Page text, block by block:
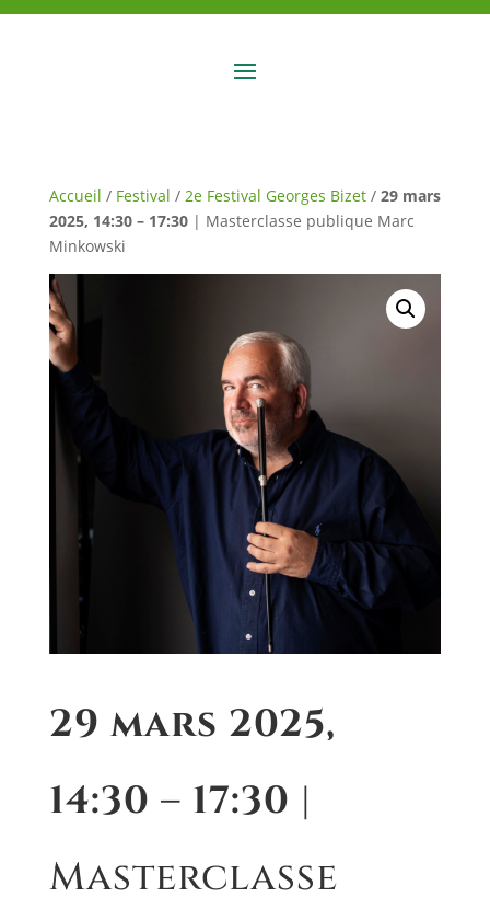
Accueil / Festival / 2e Festival Georges Bizet/ 29 mars
2025, 14:30 – 17:30| Masterclasse publique Marc
Minkowski
29 mars 2025,
14:30 – 17:30 |
Masterclasse